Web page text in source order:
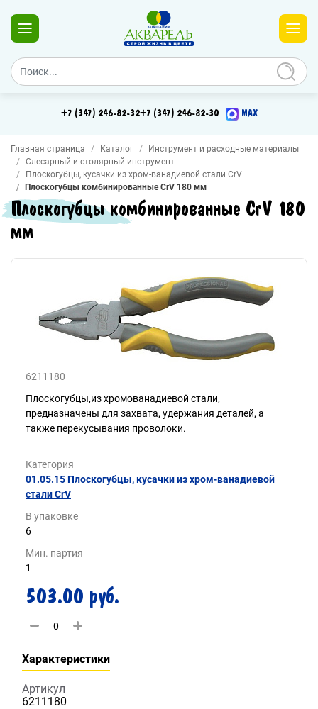
+7 (347) 246-82-32+7 (347) 246-82-30 MAX
Главная страница Каталог
Инструмент и расходные материалы
Слесарный и столярный инструмент
Плоскогубцы, кусачки из хром-ванадиевой стали CrV
Плоскогубцы комбинированные CrV 180 мм
Плоскогубцы комбинированные CrV 180
мм
6211180
Плоскогубцы,из хромованадиевой стали,
предназначены для захвата, удержания деталей, а
также перекусывания проволоки.
Категория
01.05.15 Плоскогубцы, кусачки из хром-ванадиевой
стали CrV
В упаковке
6
Мин. партия
1
503.00 руб.
Характеристики
Артикул
6211180